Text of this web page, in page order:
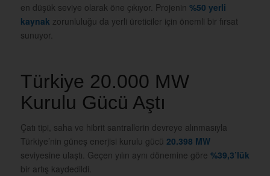
en düşük seviye olarak öne çıkıyor. Projenin %50 yerli
kaynak zorunluluğu da yerli üreticiler için önemli bir fırsat
sunuyor.
Türkiye 20.000 MW
Kurulu Gücü Aştı
Çatı tipi, saha ve hibrit santrallerin devreye alınmasıyla
Türkiye’nin güneş enerjisi kurulu gücü 20.398 MW
seviyesine ulaştı. Geçen yılın aynı dönemine göre %39,3’lük
bir artış kaydedildi.